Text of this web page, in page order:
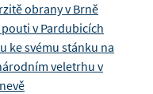
obrany v Brně
pouti v Pardubicích
ke svému stánku na
veletrhu v